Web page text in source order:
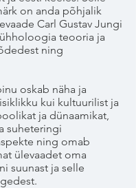
on anda põhjalik
Carl Gustav Jungi
teooria ja
ning
oskab näha ja
kui kultuurilist ja
ja dünaamikat,
suheteringi
ning omab
ülevaadet oma
suunast ja selle